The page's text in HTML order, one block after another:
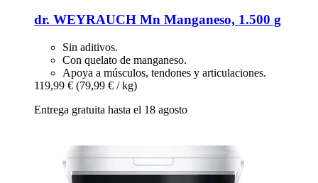
dr. WEYRAUCH Mn Manganeso, 1.500 g
Sin aditivos.
Con quelato de manganeso.
Apoya a músculos, tendones y articulaciones.
119,99 € (79,99 € / kg)
Entrega gratuita hasta el 18 agosto